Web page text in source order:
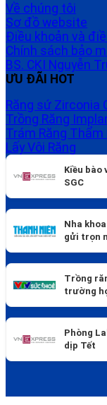
Về chúng tôi
Sơ đồ website
Điều khoản và
Chính sách bảo
BS. CKI Nguyễn
ƯU ĐÃI HOT
Răng sứ Zirconia
Trồng Răng
Trám Răng Thẩm
Lấy Vôi Răng
Kiều
SGC
Nha
gửi trọn
Trồng
trường
Phòng
dịp Tết